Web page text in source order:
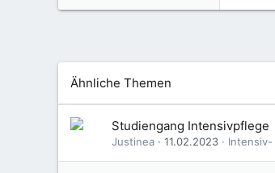
Ähnliche Themen
Studiengang Intensivpflege
Justinea 11.02.2023